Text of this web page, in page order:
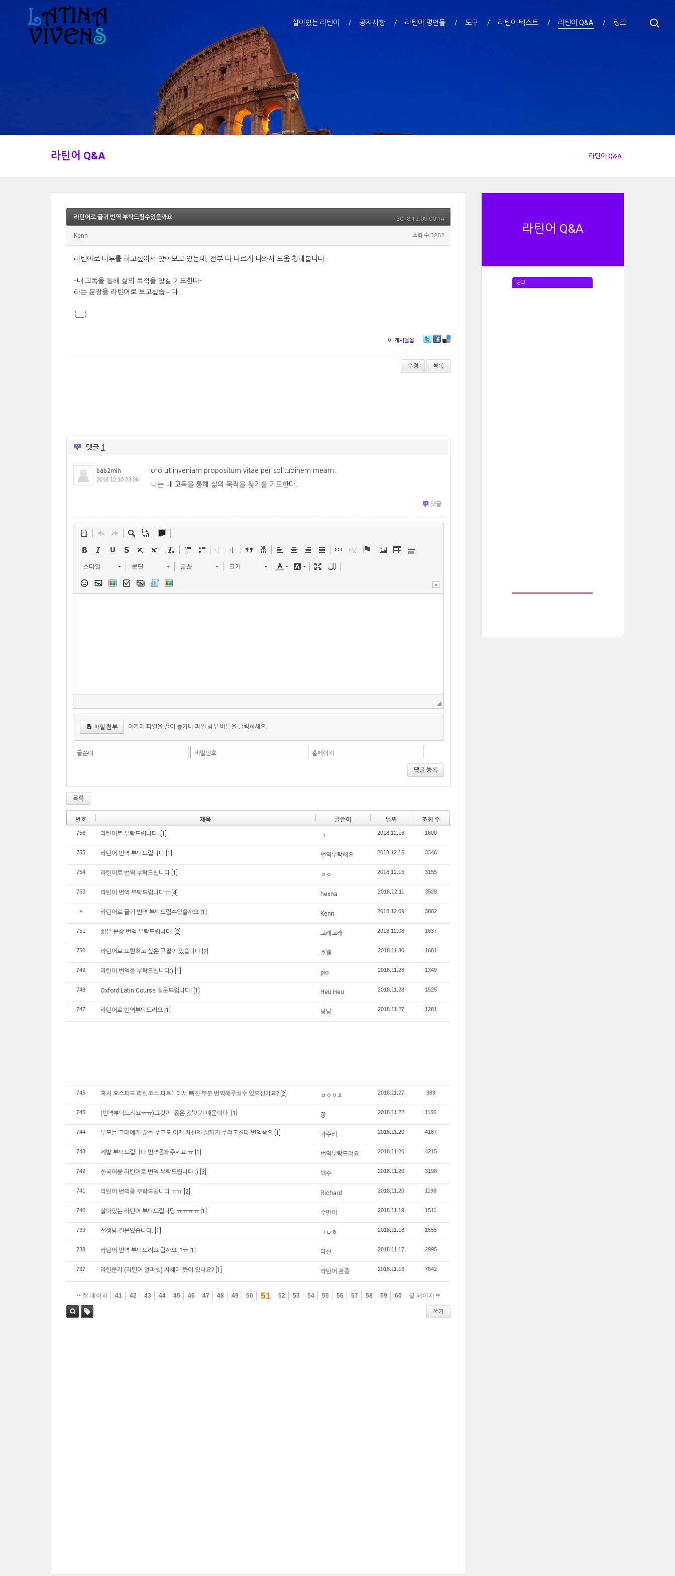
살아있는 라틴어 공지사항 라틴어 명언들 도구 라틴어 텍스트 라틴어 Q&A 링크
라틴어 Q&A 라틴어 Q&A
라틴어 Q&A
광고
라틴어로 글귀 번역 부탁드릴수있을까요 2018.12.09 00:14
Kenn 조회 수:3882
라틴어로 타투를 하고싶어서 찾아보고 있는데, 전부 다 다르게 나와서 도움 청해봅니다..
-내 고독을 통해 삶의 목적을 찾길 기도한다-
라는 문장을 라틴어로 보고싶습니다..
(__)
이 게시물을
wi
er
ce
bo
ok
lici
ou
s
수정 목록
댓글 1
bab2min
2018.12.10 23:06
oro ut inveniam propositum vitae per solitudinem meam.
나는 내 고독을 통해 삶의 목적을 찾기를 기도한다.
댓글
스타일 문단 글꼴 크기
파일 첨부 여기에 파일을 끌어 놓거나 파일 첨부 버튼을 클릭하세요.
글쓴이 비밀번호 홈페이지
댓글 등록
목록
번호 제목 글쓴이 날짜 조회 수
756 라틴어로 부탁드립니다. [1] ㄱ 2018.12.16 1600
755 라틴어 번역 부탁드립니다 [1] 번역부탁해요 2018.12.16 3346
754 라틴어로 번역 부탁드립니다 [1] ㅇㅇ 2018.12.15 3155
753 라틴어 번역 부탁드립니다ㅠ [4] hexna 2018.12.11 3528
» 라틴어로 글귀 번역 부탁드릴수있을까요 [1] Kenn 2018.12.09 3882
751 짧은 문장 번역 부탁드립니다! [2] 고래고래 2018.12.08 1637
750 라틴어로 표현하고 싶은 구절이 있습니다 [2] 호웰 2018.11.30 1681
749 라틴어 번역을 부탁드립니다:) [1] pio 2018.11.28 1349
748 Oxford Latin Course 질문드립니다! [1] Heu Heu 2018.11.28 1525
747 라틴어로 번역부탁드려요 [1] 냥냥 2018.11.27 1281
746 혹시 오스퍼드 라틴코스 파트1 에서 빠진 부분 번역해주실수 있으신가요? [2] ㅂㅇㅇㅍ 2018.11.27 989
745 (번역부탁드려요ㅠㅠ)그것이 '옳은 것'이기 때문이다. [1] 꾱 2018.11.22 1156
744 부모는 그대에게 삶을 주고도 이제 자신의 삶까지 주려고한다 번역좀요 [1] 가수리 2018.11.20 4187
743 제발 부탁드립니다 번역좀해주세요 ㅠ [1] 번역부탁드려요 2018.11.20 4215
742 한국어를 라틴어로 번역 부탁드립니다 :) [3] 백수 2018.11.20 3198
741 라틴어 번역좀 부탁드립니다 ㅠㅠ [2] Richard 2018.11.20 1198
740 살아있는 라틴어 부탁드립니당 ㅠㅠㅠㅠ [1] 수만이 2018.11.19 1511
739 선생님 질문있습니다. [1] ㄱㅂㅎ 2018.11.18 1555
738 라틴어 번역 부탁드려고 될까요..?ㅠ [1] 다신 2018.11.17 2995
737 라틴문자 (라틴어 알파벳) 자체에 뜻이 있나요? [1] 라틴어 관종 2018.11.16 7642
첫 페이지 41 42 43 44 45 46 47 48 49 50 51 52 53 54 55 56 57 58 59 60 끝 페이지
쓰기